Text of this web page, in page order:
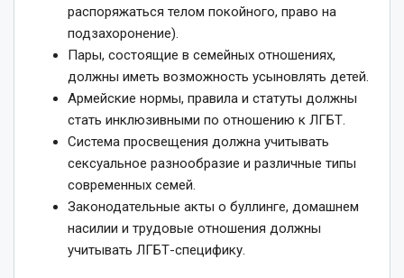
распоряжаться телом покойного, право на
подзахоронение).
Пары, состоящие в семейных отношениях,
должны иметь возможность усыновлять детей.
Армейские нормы, правила и статуты должны
стать инклюзивными по отношению к ЛГБТ.
Система просвещения должна учитывать
сексуальное разнообразие и различные типы
современных семей.
Законодательные акты о буллинге, домашнем
насилии и трудовые отношения должны
учитывать ЛГБТ-специфику.